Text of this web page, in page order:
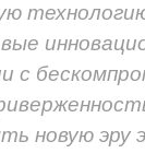
с
новую эру